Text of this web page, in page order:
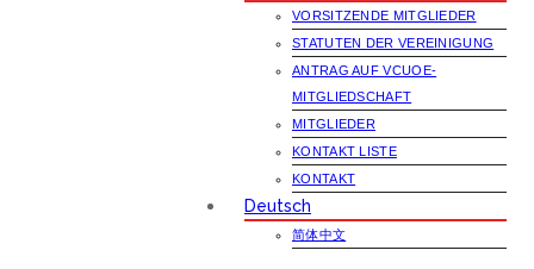
VORSITZENDE MITGLIEDER
STATUTEN DER VEREINIGUNG
ANTRAG AUF VCUOE-
MITGLIEDSCHAFT
MITGLIEDER
KONTAKT LISTE
KONTAKT
Deutsch
简体中文